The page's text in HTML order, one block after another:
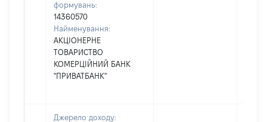
формувань:
14360570
Найменування:
АКЦІОНЕРНЕ
ТОВАРИСТВО
КОМЕРЦІЙНИЙ БАНК
"ПРИВАТБАНК"
Джерело доходу: